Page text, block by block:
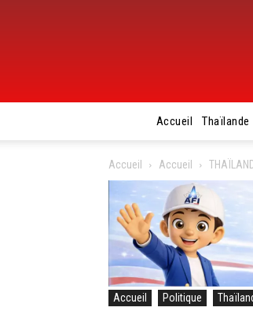
Accueil Thaïlande
Accueil Accueil
Accueil Politique